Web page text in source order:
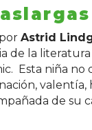
Astrid
de la
Esta niña
de su